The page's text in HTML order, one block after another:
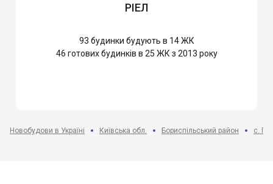
РІЕЛ
93 будинки будують в 14 ЖК
46 готових будинків в 25 ЖК з 2013 року
Новобудови в Україні Київська обл. Бориспільський район с.